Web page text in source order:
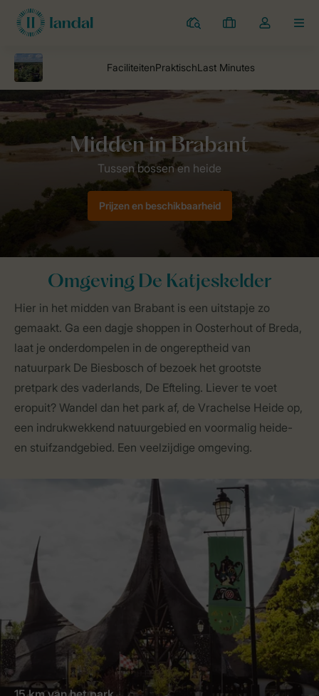
Campings
Mijn
Open
mijn
Landal Camping parken De Katjeskelder Omgeving De
Prijzen en beschikbaarheid
Omgeving De Katjeskelder
Hier in het midden van Brabant is een uitstapje zo
gemaakt. Ga een dagje shoppen in Oosterhout of Breda,
laat je onderdompelen in de ongereptheid van
natuurpark De Biesbosch of bezoek het grootste
pretpark des vaderlands, De Efteling. Liever te voet
eropuit? Wandel dan het park af, de Vrachelse Heide op,
een indrukwekkend natuurgebied en voormalig heide-
en stuifzandgebied. Een veelzijdige omgeving.